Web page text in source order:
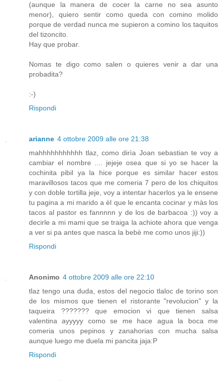
(aunque la manera de cocer la carne no sea asunto
menor), quiero sentir como queda con comino molido
porque de verdad nunca me supieron a comino los taquitos
del tizoncito.
Hay que probar.
Nomas te digo como salen o quieres venir a dar una
probadita?
:-)
Rispondi
arianne 4 ottobre 2009 alle ore 21:38
mahhhhhhhhhhh tlaz, como dirìa Joan sebastian te voy a
cambiar el nombre .... jejeje osea que si yo se hacer la
cochinita pibil ya la hice porque es similar hacer estos
maravillosos tacos que me comeria 7 pero de los chiquitos
y con doble tortilla jeje, voy a intentar hacerlos ya le ensene
tu pagina a mi marido a èl que le encanta cocinar y màs los
tacos al pastor es fannnnn y de los de barbacoa :)) voy a
decirle a mi mami que se traiga la achiote ahora que venga
a ver si pa antes que nasca la bebè me como unos jiji:))
Rispondi
Anonimo 4 ottobre 2009 alle ore 22:10
tlaz tengo una duda, estos del negocio tlaloc de torino son
de los mismos que tienen el ristorante "revolucion" y la
taqueira ??????? que emocion vi que tienen salsa
valentina ayyyyy como se me hace agua la boca me
comeria unos pepinos y zanahorias con mucha salsa
aunque luego me duela mi pancita jaja:P
Rispondi